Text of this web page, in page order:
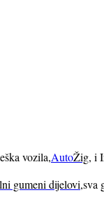
vozila,AutoŽig, i
gumeni dijelovi,sva